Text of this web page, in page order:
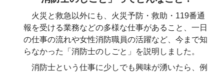
火災と救急以外にも、火災予防・救助・119番通
報を受ける業務などの多様な仕事があること、一日
の仕事の流れや女性消防職員の活躍など、今まで知
らなかった「消防士のしごと」を説明しました。
消防士という仕事に少しでも興味が湧いたら、例